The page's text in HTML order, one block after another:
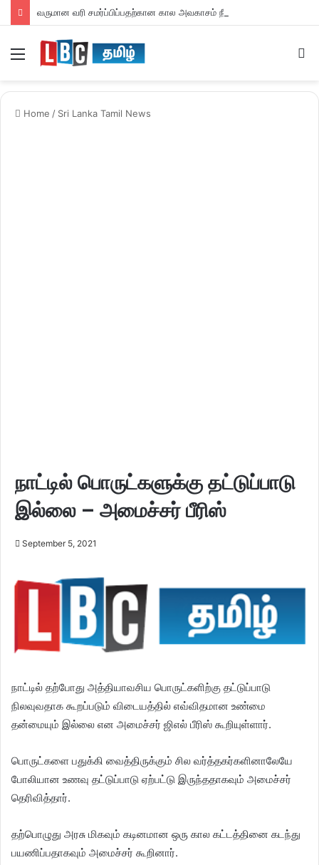
வருமான வரி சமர்ப்பிப்பதற்கான கால அவகாசம் நீடிப்பு
Home / Sri Lanka Tamil News
நாட்டில் பொருட்களுக்கு தட்டுப்பாடு
இல்லை – அமைச்சர் பீரிஸ்
September 5, 2021
நாட்டில் தற்போது அத்தியாவசிய பொருட்களிற்கு தட்டுப்பாடு
நிலவுவதாக கூறப்படும் விடையத்தில் எவ்விதமான உண்மை
தன்மையும் இல்லை என அமைச்சர் ஜிஎல் பீரிஸ் கூறியுள்ளார்.
பொருட்களை பதுக்கி வைத்திருக்கும் சில வர்த்தகர்களினாலேயே
போலியான உணவு தட்டுப்பாடு ஏற்பட்டு இருந்ததாகவும் அமைச்சர்
தெரிவித்தார்.
தற்பொழுது அரசு மிகவும் கடினமான ஒரு கால கட்டத்தினை கடந்து
பயணிப்பதாகவும் அமைச்சர் கூறினார்.